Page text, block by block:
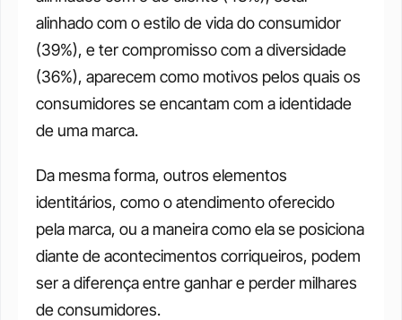
alinhado com o estilo de vida do consumidor
(39%), e ter compromisso com a diversidade
(36%), aparecem como motivos pelos quais os
consumidores se encantam com a identidade
de uma marca.
Da mesma forma, outros elementos
identitários, como o atendimento oferecido
pela marca, ou a maneira como ela se posiciona
diante de acontecimentos corriqueiros, podem
ser a diferença entre ganhar e perder milhares
de consumidores.